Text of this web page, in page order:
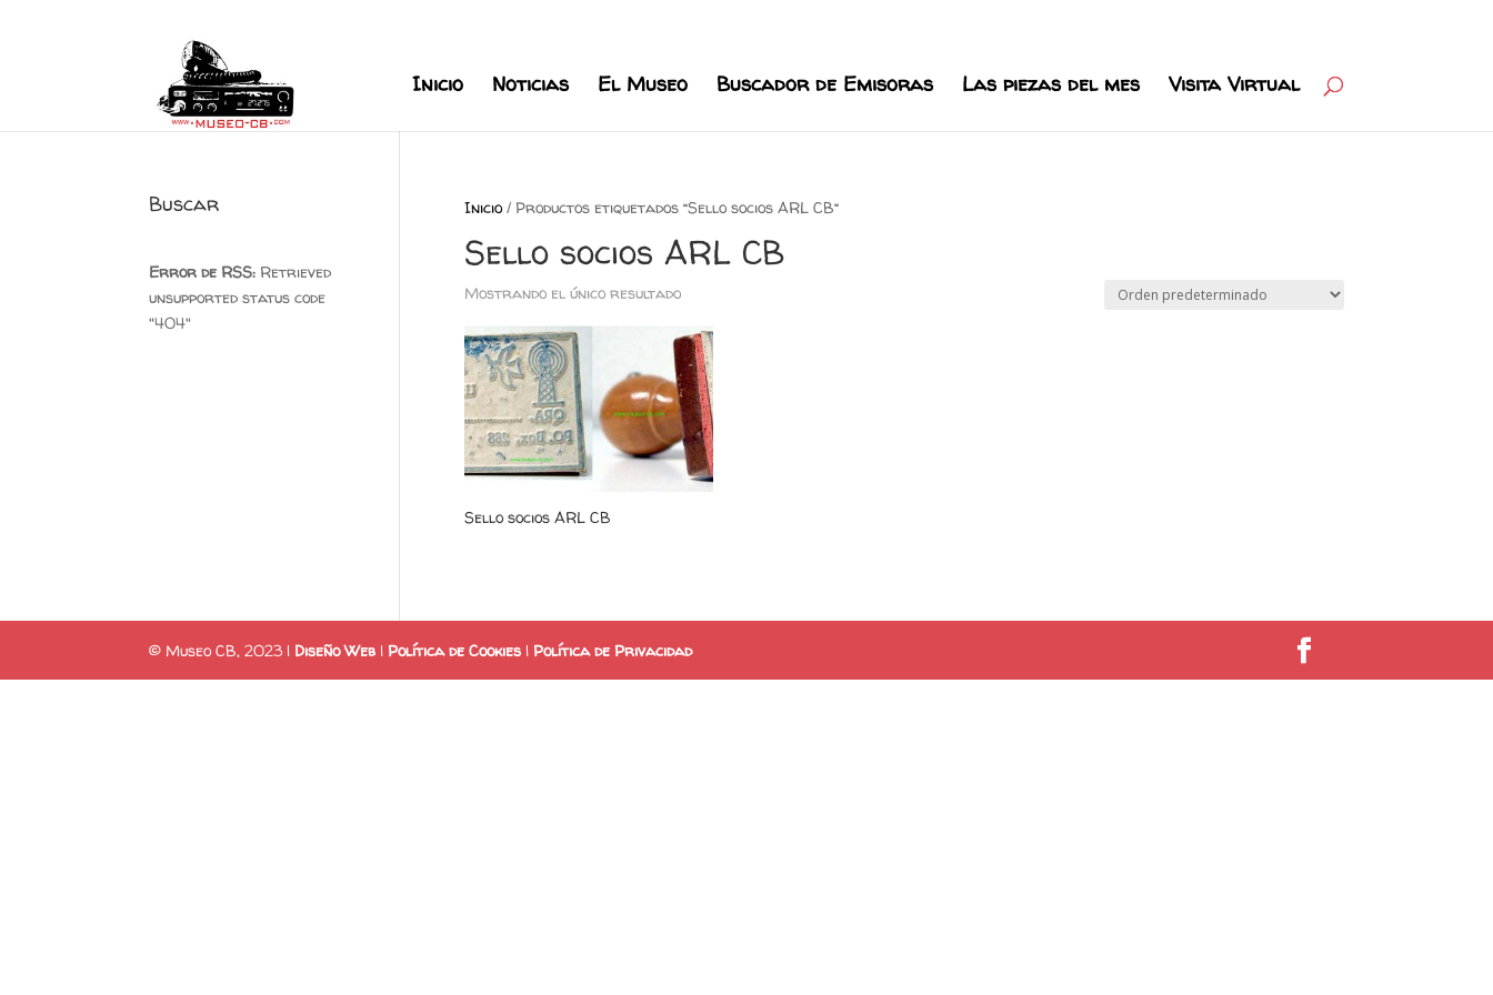
Inicio Noticias El Museo Buscador de Emisoras Las piezas del mes Visita Virtual
Inicio/ Productos etiquetados “Sello socios ARL CB”
Sello socios ARL CB
Mostrando el único resultado
Sello socios ARL CB
Buscar
Error de RSS: Retrieved
unsupported status code
"404"
© Museo CB, 2023 | Diseño Web | Política de Cookies | Política de Privacidad